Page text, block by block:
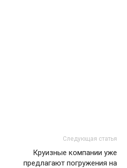
Следующая статья
Круизные компании уже
предлагают погружения на